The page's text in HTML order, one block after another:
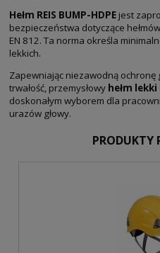
Hełm REIS BUMP-HDPE jest
bezpieczeństwa dotyczące
EN 812. Ta norma określa
lekkich.
Zapewniając niezawodną ochronę
trwałość, przemysłowy hełm lekki
doskonałym wyborem dla
urazów głowy.
PRODUKTY